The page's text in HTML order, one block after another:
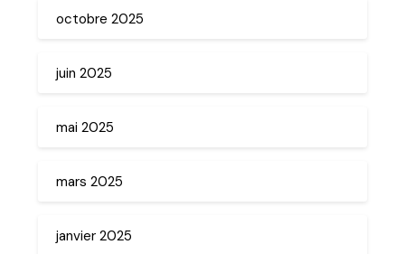
octobre 2025
juin 2025
mai 2025
mars 2025
janvier 2025